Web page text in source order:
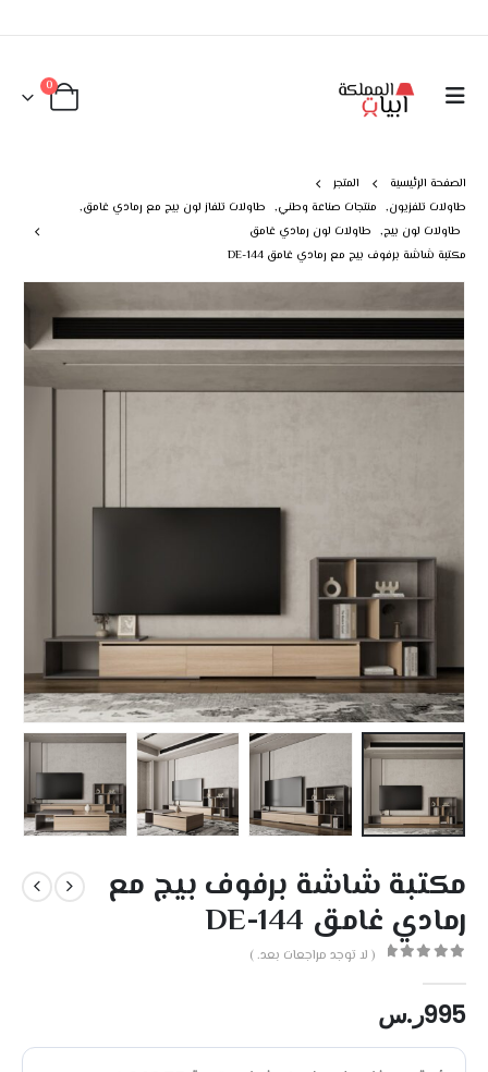
0
الصفحة الرئيسية
المتجر
طاولات تلفزيون, منتجات صناعة وطني, طاولات تلفاز لون بيج مع رمادي غامق,
طاولات لون بيج, طاولات لون رمادي غامق
مكتبة شاشة برفوف بيج مع رمادي غامق DE-144
مكتبة شاشة برفوف بيج مع
رمادي غامق DE-144
( لا توجد مراجعات بعد. )
995ر.س